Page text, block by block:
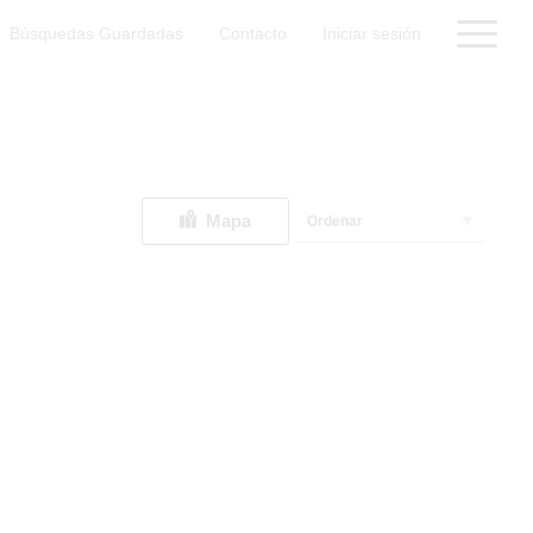
Búsquedas Guardadas Contacto Iniciar sesión
Mapa Ordenar